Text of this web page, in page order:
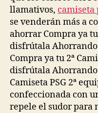
llamativos, camiseta
se venderán más a
ahorrar Compra ya
disfrútala
Compra ya tu 2ª
disfrútala
Camiseta PSG 2ª
confeccionada con
repele el sudor para